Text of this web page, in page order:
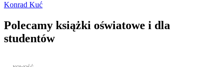
Konrad Kuć
Polecamy książki oświatowe i dla
studentów